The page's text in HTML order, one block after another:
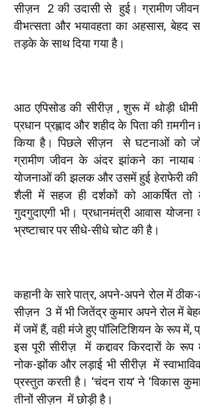
सीज़न 2 की उदासी से हुई। ग्रामीण
वीभत्सता और भयावहता का अहसास, बेहद
तड़के के साथ दिया गया है।
आठ एपिसोड की सीरीज़ , शुरू में थोड़ी
प्रधान प्रह्लाद और शहीद के पिता की
किया है। पिछले सीज़न
से घटनाओं को
ग्रामीण जीवन के अंदर झांकने का नायाब
योजनाओं की झलक और उसमें हुई हेराफेरी की
शैली में सहज ही दर्शकों को आकर्षित तो
गुदगुदाएगी भी। प्रधानमंत्री आवास
भ्रष्टाचार पर सीधे-सीधे चोट की है।
कहानी के सारे पात्र, अपने-अपने रोल में
सीज़न 3 में भी जितेंद्र कुमार अपने रोल में
में जमें हैं, वही मंजे हुए पॉलिटिशियन के रूप में,
इस पूरी सीरीज़
में कद्दावर किरदारों के
नोक-झोंक और लड़ाई भी सीरीज़ में
प्रस्तुत करती है। ‘चंदन राय’ ने ‘विकास
तीनों सीज़न में छोड़ी है।